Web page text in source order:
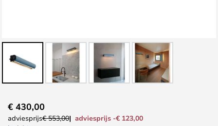
naar
het
€ 430,00
adviesprijs€ 553,00
adviesprijs -€ 123,00